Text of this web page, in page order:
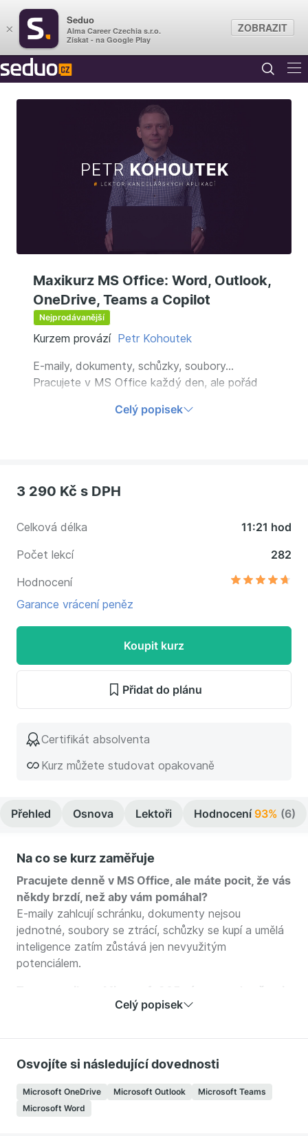
Maxikurz MS Office: Word, Outlook,
OneDrive, Teams a Copilot
Nejprodávanější
Kurzem provází Petr Kohoutek
E-maily, dokumenty, schůzky, soubory…
Pracujete v MS Office každý den, ale pořád
OneDrive i Copilot umí víc, než používáte.
Celý popisek
3 290 Kč s DPH
Celková délka
11:21 hod
Počet lekcí
282
Hodnocení
Garance vrácení peněz
Koupit kurz
Přidat do plánu
Certifikát absolventa
Kurz můžete studovat opakovaně
Přehled Osnova Lektoři Hodnocení 93% (6)
Na co se kurz zaměřuje
Pracujete denně v MS Office, ale máte pocit, že vás
někdy brzdí, než aby vám pomáhal?
E-maily zahlcují schránku, dokumenty nejsou
jednotné, soubory se ztrácí, schůzky se kupí a umělá
inteligence zatím zůstává jen nevyužitým
potenciálem.
Tento maxikurz Microsoft 365 vás provede všemi
klíčovými aplikacemi tak, aby spolu skutečně
rychleji, přehledněji a chytřeji – ať už jste jednotlivec,
nebo součást týmu.
Microsoft Word
Naučíte se formátovat dokumenty profesionálně
Celý popisek
Osvojíte si následující dovednosti
Microsoft OneDrive Microsoft Outlook
Microsoft Teams
Microsoft Word
×
Seduo
Alma Career Czechia s.r.o.
Získat - na Google Play
ZOBRAZIT